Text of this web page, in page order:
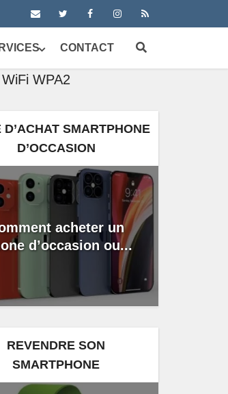
CONTACT
WPA2
D’ACHAT SMARTPHONE
D’OCCASION
acheter un
d’occasion ou...
REVENDRE SON
SMARTPHONE